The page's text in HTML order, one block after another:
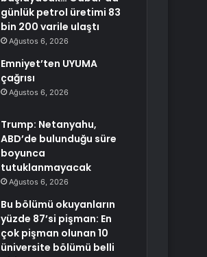
günlük petrol üretimi 83
bin 200 varile ulaştı
Ağustos 6, 2026
Emniyet’ten UYUMA
çağrısı
Ağustos 6, 2026
Trump: Netanyahu,
ABD’de bulunduğu süre
boyunca
tutuklanmayacak
Ağustos 6, 2026
Bu bölümü okuyanların
yüzde 87’si pişman: En
çok pişman olunan 10
üniversite bölümü belli